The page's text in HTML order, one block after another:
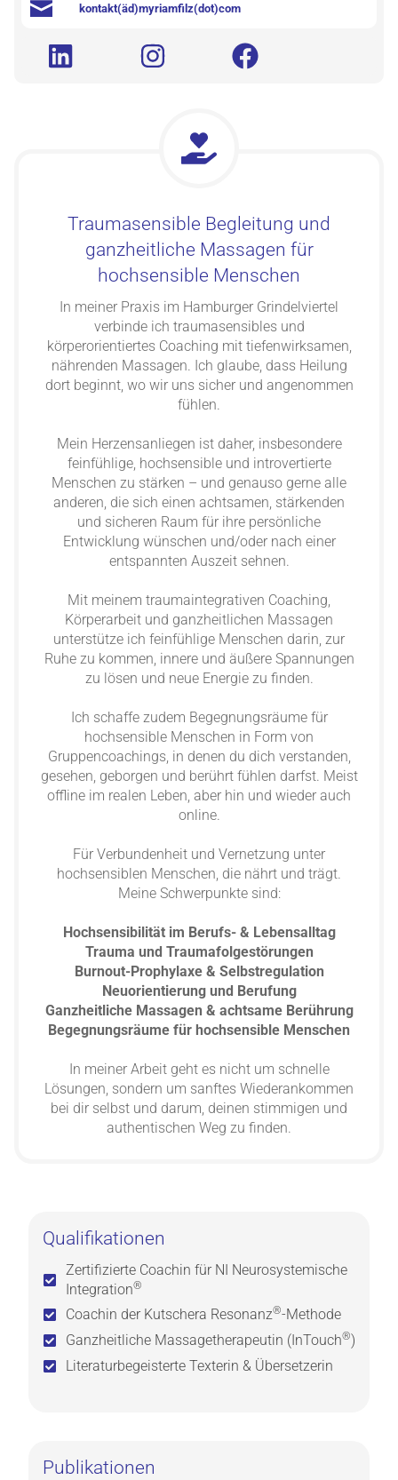
kontakt(äd)myriamfilz(dot)com
Trauma­sensible Begleitung und
ganzheitliche Massagen für
hochsensible Menschen
In meiner Praxis im Hamburger Grindelviertel
verbinde ich traumasensibles und
körperorientiertes Coaching mit tiefenwirksamen,
nährenden Massagen. Ich glaube, dass Heilung
dort beginnt, wo wir uns sicher und angenommen
fühlen.
Mein Herzensanliegen ist daher, insbesondere
feinfühlige, hochsensible und introvertierte
Menschen zu stärken – und genauso gerne alle
anderen, die sich einen achtsamen, stärkenden
und sicheren Raum für ihre persönliche
Entwicklung wünschen und/oder nach einer
entspannten Auszeit sehnen.
Mit meinem traumaintegrativen Coaching,
Körperarbeit und ganzheitlichen Massagen
unterstütze ich feinfühlige Menschen darin, zur
Ruhe zu kommen, innere und äußere Spannungen
zu lösen und neue Energie zu finden.
Ich schaffe zudem Begegnungsräume für
hochsensible Menschen in Form von
Gruppencoachings, in denen du dich verstanden,
gesehen, geborgen und berührt fühlen darfst. Meist
offline im realen Leben, aber hin und wieder auch
online.
Für Verbundenheit und Vernetzung unter
hochsensiblen Menschen, die nährt und trägt.
Meine Schwerpunkte sind:
Hochsensibilität im Berufs- & Lebensalltag
Trauma und Traumafolgestörungen
Burnout-Prophylaxe & Selbstregulation
Neuorientierung und Berufung
Ganzheitliche Massagen & achtsame Berührung
Begegnungsräume für hochsensible Menschen
In meiner Arbeit geht es nicht um schnelle
Lösungen, sondern um sanftes Wiederankommen
bei dir selbst und darum, deinen stimmigen und
authentischen Weg zu finden.
Qualifikationen
Zertifizierte Coachin für NI Neurosystemische
Integration®
Coachin der Kutschera Resonanz®-Methode
Ganzheitliche Massagetherapeutin (InTouch®)
Literaturbegeisterte Texterin & Übersetzerin
Publikationen